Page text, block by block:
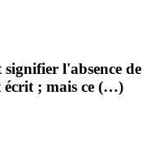
l'absence de
écrit ; mais ce (…)